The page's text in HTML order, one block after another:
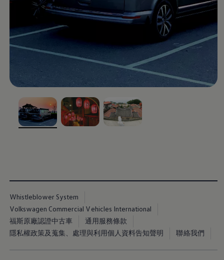
, 1 of 3
Whistleblower System
Volkswagen Commercial Vehicles International
福斯原廠認證中古車
通用服務條款
隱私權政策及蒐集、處理與利用個人資料告知聲明
聯絡我們